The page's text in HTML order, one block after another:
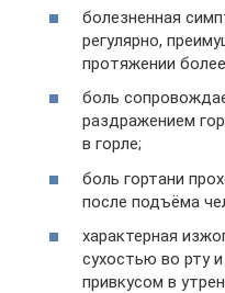
болезненная
регулярно,
протяжении
боль
раздражением
в горле;
боль гортани
после подъёма
характерная
сухостью во рту
привкусом в